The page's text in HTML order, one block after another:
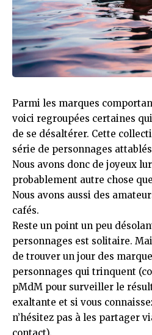
Parmi les marques
voici regroupées certaines
de se désaltérer. Cette
série de personnages attablés
Nous avons donc de joyeux
probablement autre chose
Nous avons aussi des
cafés.
Reste un point un peu
personnages est solitaire.
de trouver un jour des
personnages qui trinquent
pMdM pour surveiller le
exaltante et si vous
n’hésitez pas à les partager
contact).